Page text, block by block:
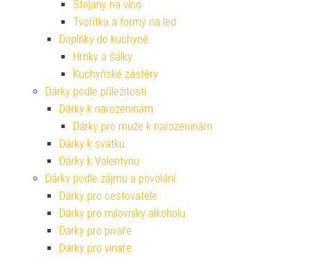
Stojany na víno
Tvořítka a formy na led
Doplňky do kuchyně
Hrnky a šálky
Kuchyňské zástěry
Dárky podle příležitosti
Dárky k narozeninám
Dárky pro muže k narozeninám
Dárky k svátku
Dárky k Valentýnu
Dárky podle zájmu a povolání
Dárky pro cestovatele
Dárky pro milovníky alkoholu
Dárky pro pivaře
Dárky pro vinaře